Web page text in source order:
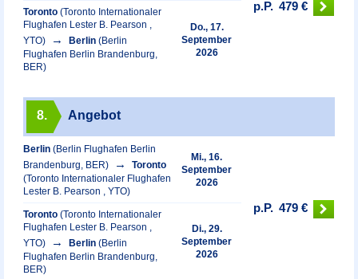
Toronto (Toronto Internationaler
Flughafen Lester B. Pearson ,
YTO)
Berlin (Berlin
Flughafen Berlin Brandenburg,
BER)
Do., 17.
September
2026
p.P. 479 €
8. Angebot
Berlin (Berlin Flughafen Berlin
Brandenburg, BER)
Toronto
(Toronto Internationaler Flughafen
Lester B. Pearson , YTO)
Mi., 16.
September
2026
Toronto (Toronto Internationaler
Flughafen Lester B. Pearson ,
YTO)
Berlin (Berlin
Flughafen Berlin Brandenburg,
BER)
Di., 29.
September
2026
p.P. 479 €